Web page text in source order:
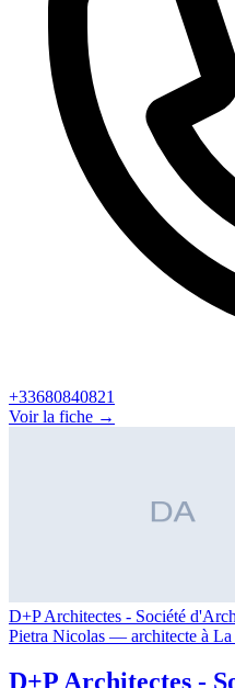
+33680840821
Voir la fiche →
D+P Architectes - Société
Pietra Nicolas — architecte à La
D+P Architectes -